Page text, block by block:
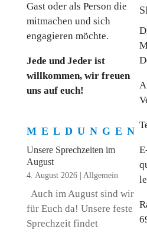
Gast oder als Person die
mitmachen und sich
engagieren möchte.
Jede und Jeder ist
willkommen, wir freuen
uns auf euch!
MELDUNGEN
Unsere Sprechzeiten im
August
4. August 2026| Allgemein
Auch im August sind wir
für Euch da! Unsere feste
Sprechzeit findet